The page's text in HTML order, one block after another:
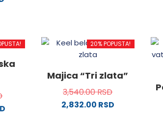
varijanti.
Opcije
mogu
biti
izabrane
na
20% POPUSTA!
Majica “Tri zlata”
3,540.00RSD
2,832.00 RSD